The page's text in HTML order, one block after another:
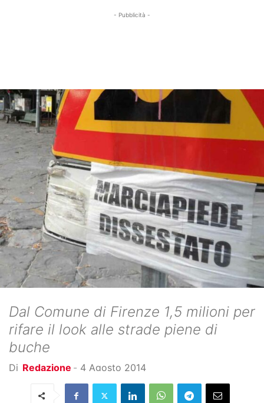
- Pubblicità -
Dal Comune di Firenze 1,5 milioni per
rifare il look alle strade piene di
buche
Di Redazione - 4 Agosto 2014